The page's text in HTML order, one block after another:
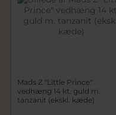
Mads Z "Little Prince"
vedhæng 14 kt. guld m.
tanzanit (ekskl. kæde)